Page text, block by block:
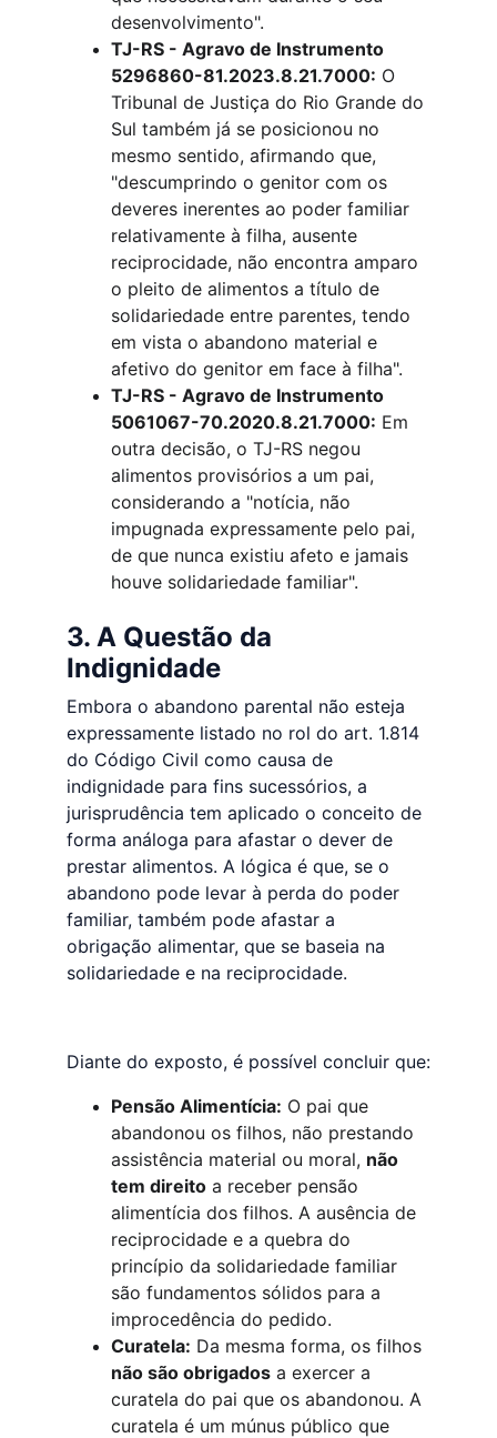
desenvolvimento".
TJ-RS - Agravo de Instrumento
5296860-81.2023.8.21.7000: O
Tribunal de Justiça do Rio Grande do
Sul também já se posicionou no
mesmo sentido, afirmando que,
"descumprindo o genitor com os
deveres inerentes ao poder familiar
relativamente à filha, ausente
reciprocidade, não encontra amparo
o pleito de alimentos a título de
solidariedade entre parentes, tendo
em vista o abandono material e
afetivo do genitor em face à filha".
TJ-RS - Agravo de Instrumento
5061067-70.2020.8.21.7000: Em
outra decisão, o TJ-RS negou
alimentos provisórios a um pai,
considerando a "notícia, não
impugnada expressamente pelo pai,
de que nunca existiu afeto e jamais
houve solidariedade familiar".
3. A Questão da
Indignidade
Embora o abandono parental não esteja
expressamente listado no rol do art. 1.814
do Código Civil como causa de
indignidade para fins sucessórios, a
jurisprudência tem aplicado o conceito de
forma análoga para afastar o dever de
prestar alimentos. A lógica é que, se o
abandono pode levar à perda do poder
familiar, também pode afastar a
obrigação alimentar, que se baseia na
solidariedade e na reciprocidade.
Diante do exposto, é possível concluir que:
Pensão Alimentícia: O pai que
abandonou os filhos, não prestando
assistência material ou moral, não
tem direito a receber pensão
alimentícia dos filhos. A ausência de
reciprocidade e a quebra do
princípio da solidariedade familiar
são fundamentos sólidos para a
improcedência do pedido.
Curatela: Da mesma forma, os filhos
não são obrigados a exercer a
curatela do pai que os abandonou. A
curatela é um múnus público que